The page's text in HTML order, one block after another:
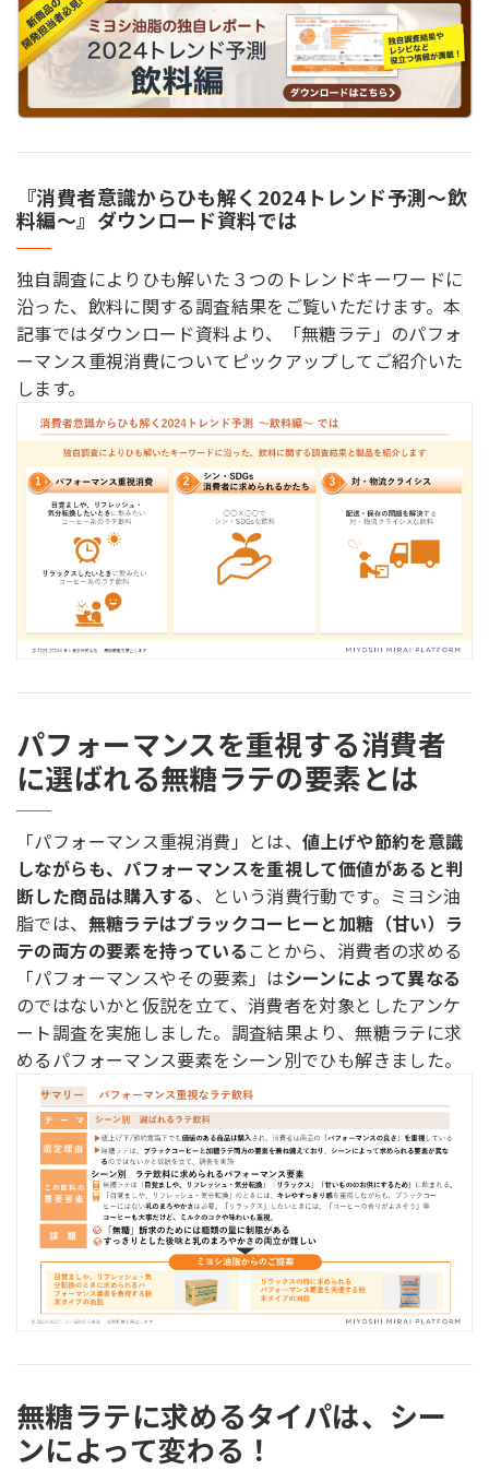
『消費者意識からひも解く2024トレンド予測～飲
料編～』ダウンロード資料では
独自調査によりひも解いた３つのトレンドキーワードに
沿った、飲料に関する調査結果をご覧いただけます。本
記事ではダウンロード資料より、「無糖ラテ」のパフォ
ーマンス重視消費についてピックアップしてご紹介いた
します。
パフォーマンスを重視する消費者
に選ばれる無糖ラテの要素とは
「パフォーマンス重視消費」とは、 値上げや節約を意識
しながらも、パフォーマンスを重視して価値があると判
断した商品は購入する、という消費行動です。ミヨシ油
脂では、 無糖ラテはブラックコーヒーと加糖（甘い）ラ
テの両方の要素を持っている ことから、消費者の求める
「パフォーマンスやその要素」はシーンによって異なる
のではないかと仮説を立て、消費者を対象としたアンケ
ート調査を実施しました。調査結果より、無糖ラテに求
めるパフォーマンス要素をシーン別でひも解きました。
無糖ラテに求めるタイパは、シー
ンによって変わる！